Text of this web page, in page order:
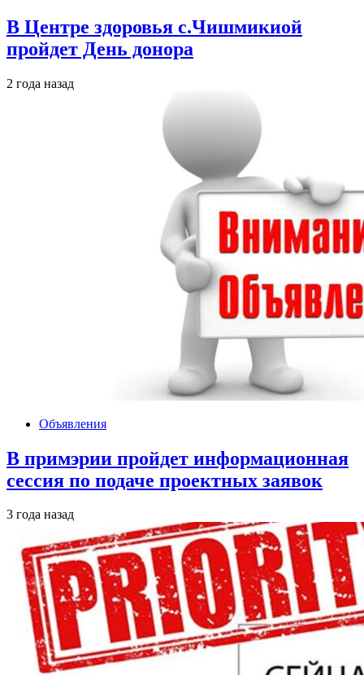
В Центре здоровья с.Чишмикиой
пройдет День донора
2 года назад
Объявления
В примэрии пройдет информационная
сессия по подаче проектных заявок
3 года назад